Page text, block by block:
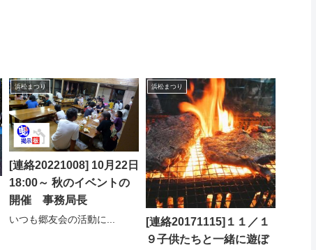
浜松まつり
[連絡20221008] 10月22日
18:00～ 秋のイベントの
開催 事務局長
いつも郷友会の活動に...
浜松まつり
[連絡20171115]１１／１
９子供たちと一緒に遊ぼ